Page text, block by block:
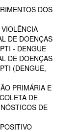
DOS
DE DOENÇAS
- DENGUE
DE DOENÇAS
(DENGUE,
PRIMÁRIA E
DE
DE